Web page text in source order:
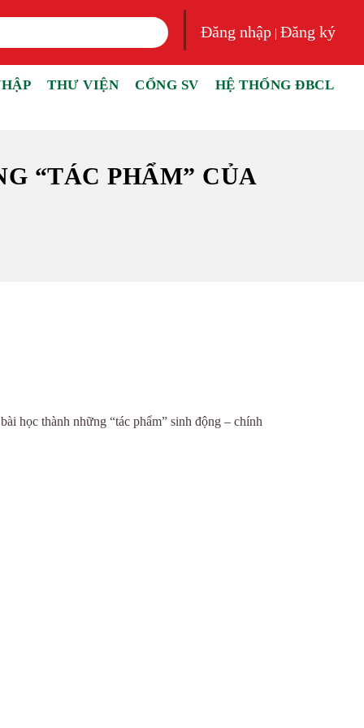
Đăng nhập |Đăng ký
THƯ VIỆN CỔNG SV HỆ THỐNG ĐBCL
“TÁC PHẨM” CỦA
học thành những “tác phẩm” sinh động – chính